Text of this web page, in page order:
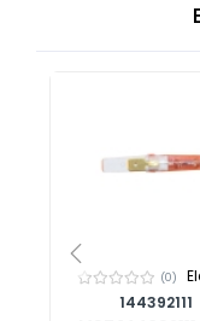
(0)
144392111